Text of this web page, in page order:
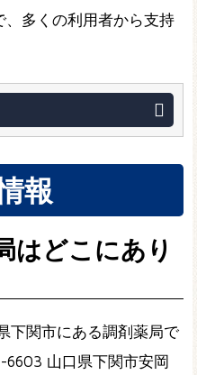
、多くの利用者から支持
報
はどこにあり
下関市にある調剤薬局で
6603 山口県下関市安岡